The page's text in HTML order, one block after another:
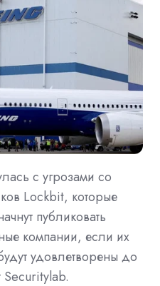
с угрозами со
Lockbit, которые
публиковать
компании, если их
удовлетворены до